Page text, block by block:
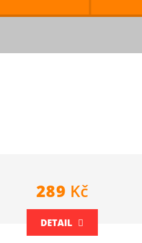
289 Kč
DETAIL